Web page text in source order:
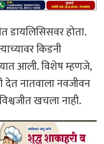
डायलिसिसवर होता.
किडनी
आली. विशेष म्हणजे,
देत नातवाला नवजीवन
खचला नाही.